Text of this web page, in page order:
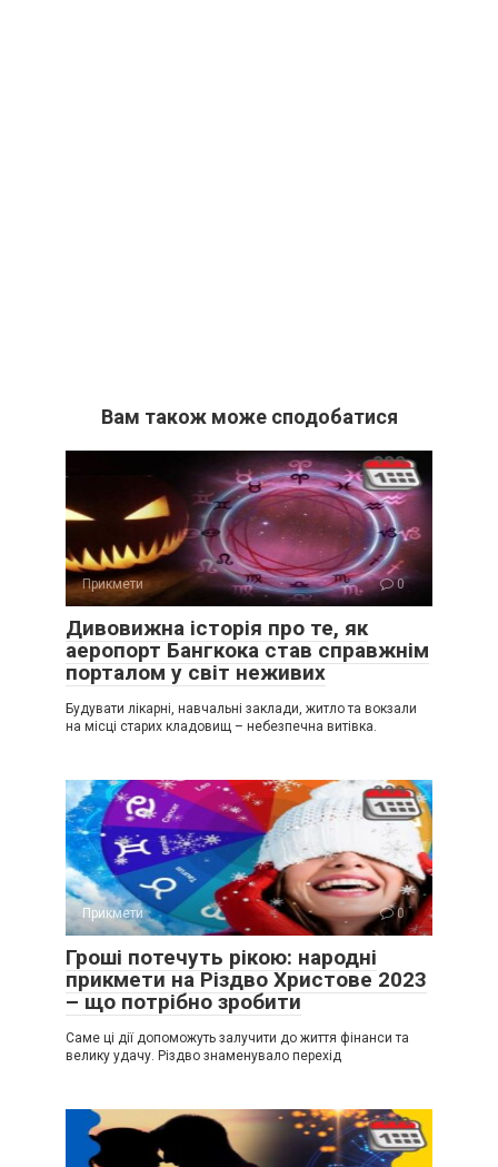
Вам також може сподобатися
Прикмети 0
Дивовижна історія про те, як
аеропорт Бангкока став справжнім
порталом у світ неживих
Будувати лікарні, навчальні заклади, житло та вокзали
на місці старих кладовищ – небезпечна витівка.
Прикмети 0
Гроші потечуть рікою: народні
прикмети на Різдво Христове 2023
– що потрібно зробити
Саме ці дії допоможуть залучити до життя фінанси та
велику удачу. Різдво знаменувало перехід